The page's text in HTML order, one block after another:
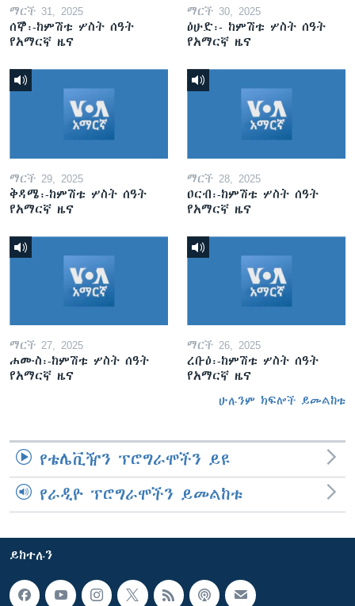
ማርች 31, 2025
ሰኞ፡-ከምሽቱ ሦስት ሰዓት
የአማርኛ ዜና
ማርች 30, 2025
ዕሁድ፡- ከምሽቱ ሦስት ሰዓት
የአማርኛ ዜና
ማርች 29, 2025
ቅዳሜ፡-ከምሽቱ ሦስት ሰዓት
የአማርኛ ዜና
ማርች 28, 2025
ዐርብ፡-ከምሽቱ ሦስት ሰዓት
የአማርኛ ዜና
ማርች 27, 2025
ሐሙስ፡-ከምሽቱ ሦስት ሰዓት
የአማርኛ ዜና
ማርች 26, 2025
ረቡዕ፡-ከምሽቱ ሦስት ሰዓት
የአማርኛ ዜና
ሁሉንም ክፍሎች ይመልከቱ
የቴሌቪዥን ፕሮግራሞችን ይዩ
የራዲዮ ፕሮግራሞችን ይመልከቱ
ይከተሉን